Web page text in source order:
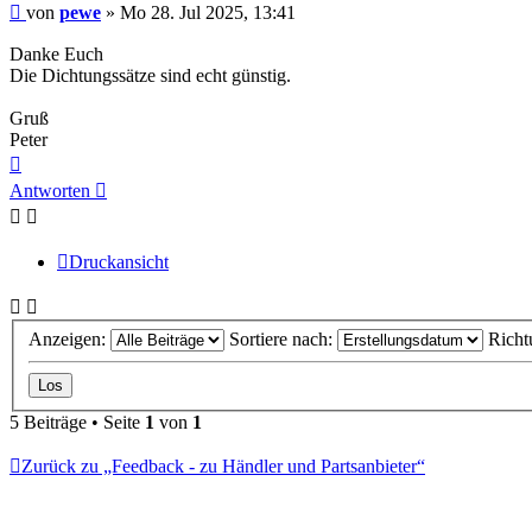
Beitrag
von pewe » Mo 28. Jul 2025, 13:41
Danke Euch
Die Dichtungssätze sind echt günstig.
Gruß
Peter
oben
Antworten
Druckansicht
Anzeigen: Sortiere nach:
5 Beiträge • Seite 1 von 1
Zurück zu „Feedback - zu Händler und Partsanbieter“